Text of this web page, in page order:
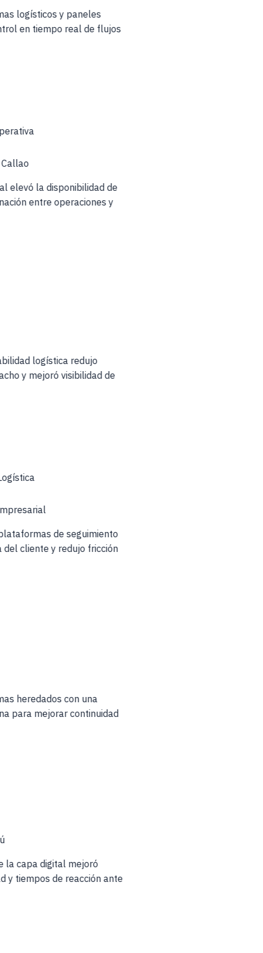
logísticos y paneles
en tiempo real de flujos
Callao
elevó la disponibilidad de
entre operaciones y
logística redujo
y mejoró visibilidad de
de seguimiento
del cliente y redujo fricción
heredados con una
para mejorar continuidad
la capa digital mejoró
y tiempos de reacción ante